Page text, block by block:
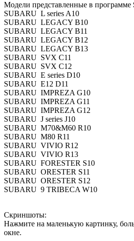
Модели представленные в программе
SUBARU L series A10
SUBARU LEGACY B10
SUBARU LEGACY B11
SUBARU LEGACY B12
SUBARU LEGACY B13
SUBARU SVX C11
SUBARU SVX C12
SUBARU E series D10
SUBARU E12 D11
SUBARU IMPREZA G10
SUBARU IMPREZA G11
SUBARU IMPREZA G12
SUBARU J series J10
SUBARU M70&M60 R10
SUBARU M80 R11
SUBARU VIVIO R12
SUBARU VIVIO R13
SUBARU FORESTER S10
SUBARU ORESTER S11
SUBARU ORESTER S12
SUBARU 9 TRIBECA W10
Скриншоты:
Нажмите на маленькую картинку,
окне.